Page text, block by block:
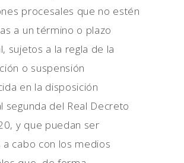
procesales que no estén
a un término o plazo
sujetos a la regla de la
o suspensión
en la disposición
segunda del Real Decreto
y que puedan ser
a cabo con los medios